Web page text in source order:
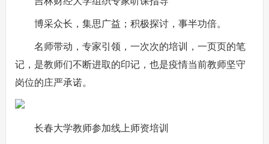
博采众长，集思广益；积极探讨，事半功倍。
名师带动，专家引领，一次次的培训，一页页的笔
记，是教师们不断进取的印记，也是疫情当前教师坚守
岗位的庄严承诺。
长春大学教师参加线上师资培训